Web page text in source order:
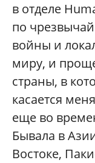
в отделе
по
войны и
миру, и
страны, в
касается
еще во
Бывала в
Востоке,